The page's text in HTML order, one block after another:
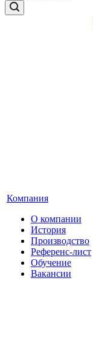
Компания
О компании
История
Производство
Референс-лист
Обучение
Вакансии